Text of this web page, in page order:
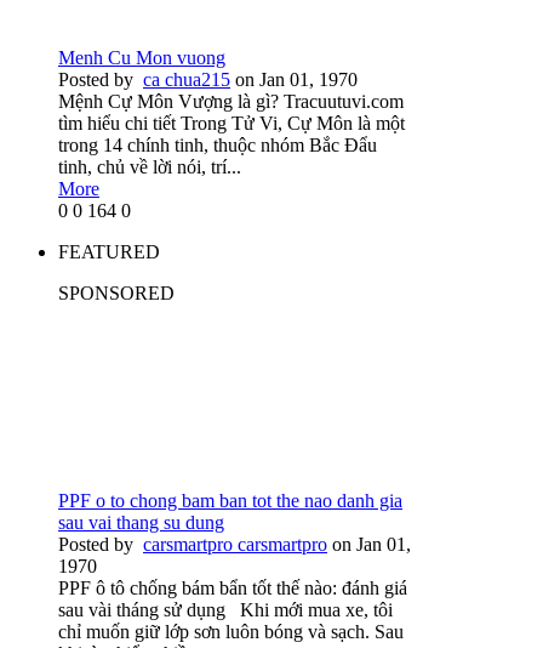
Menh Cu Mon vuong
Posted by ca chua215 on Jan 01, 1970
Mệnh Cự Môn Vượng là gì? Tracuutuvi.com
tìm hiểu chi tiết Trong Tử Vi, Cự Môn là một
trong 14 chính tinh, thuộc nhóm Bắc Đẩu
tinh, chủ về lời nói, trí...
More
0 0 164 0
FEATURED
SPONSORED
PPF o to chong bam ban tot the nao danh gia
sau vai thang su dung
Posted by carsmartpro carsmartpro on Jan 01,
1970
PPF ô tô chống bám bẩn tốt thế nào: đánh giá
sau vài tháng sử dụng Khi mới mua xe, tôi
chỉ muốn giữ lớp sơn luôn bóng và sạch. Sau